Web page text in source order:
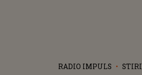
RADIO IMPULS STIRI